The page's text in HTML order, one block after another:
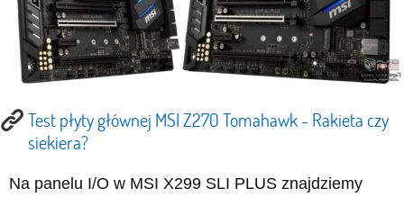
Test płyty głównej MSI Z270 Tomahawk - Rakieta czy
siekiera?
Na panelu I/O w MSI X299 SLI PLUS znajdziemy